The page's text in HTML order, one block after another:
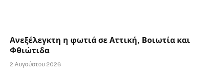
Ανεξέλεγκτη η φωτιά σε Αττική, Βοιωτία και
Φθιώτιδα
2 Αυγούστου 2026